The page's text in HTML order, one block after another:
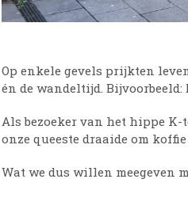
Op enkele gevels prijkten
én de wandeltijd. Bijvoorbeeld:
Als bezoeker van het hippe K-
onze queeste draaide om koffie
Wat we dus willen meegeven